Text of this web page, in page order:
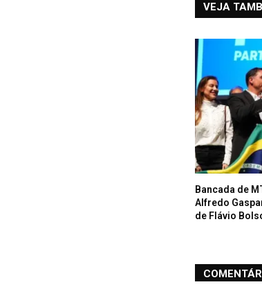
VEJA
Bancada de
Alfredo
de Flávio